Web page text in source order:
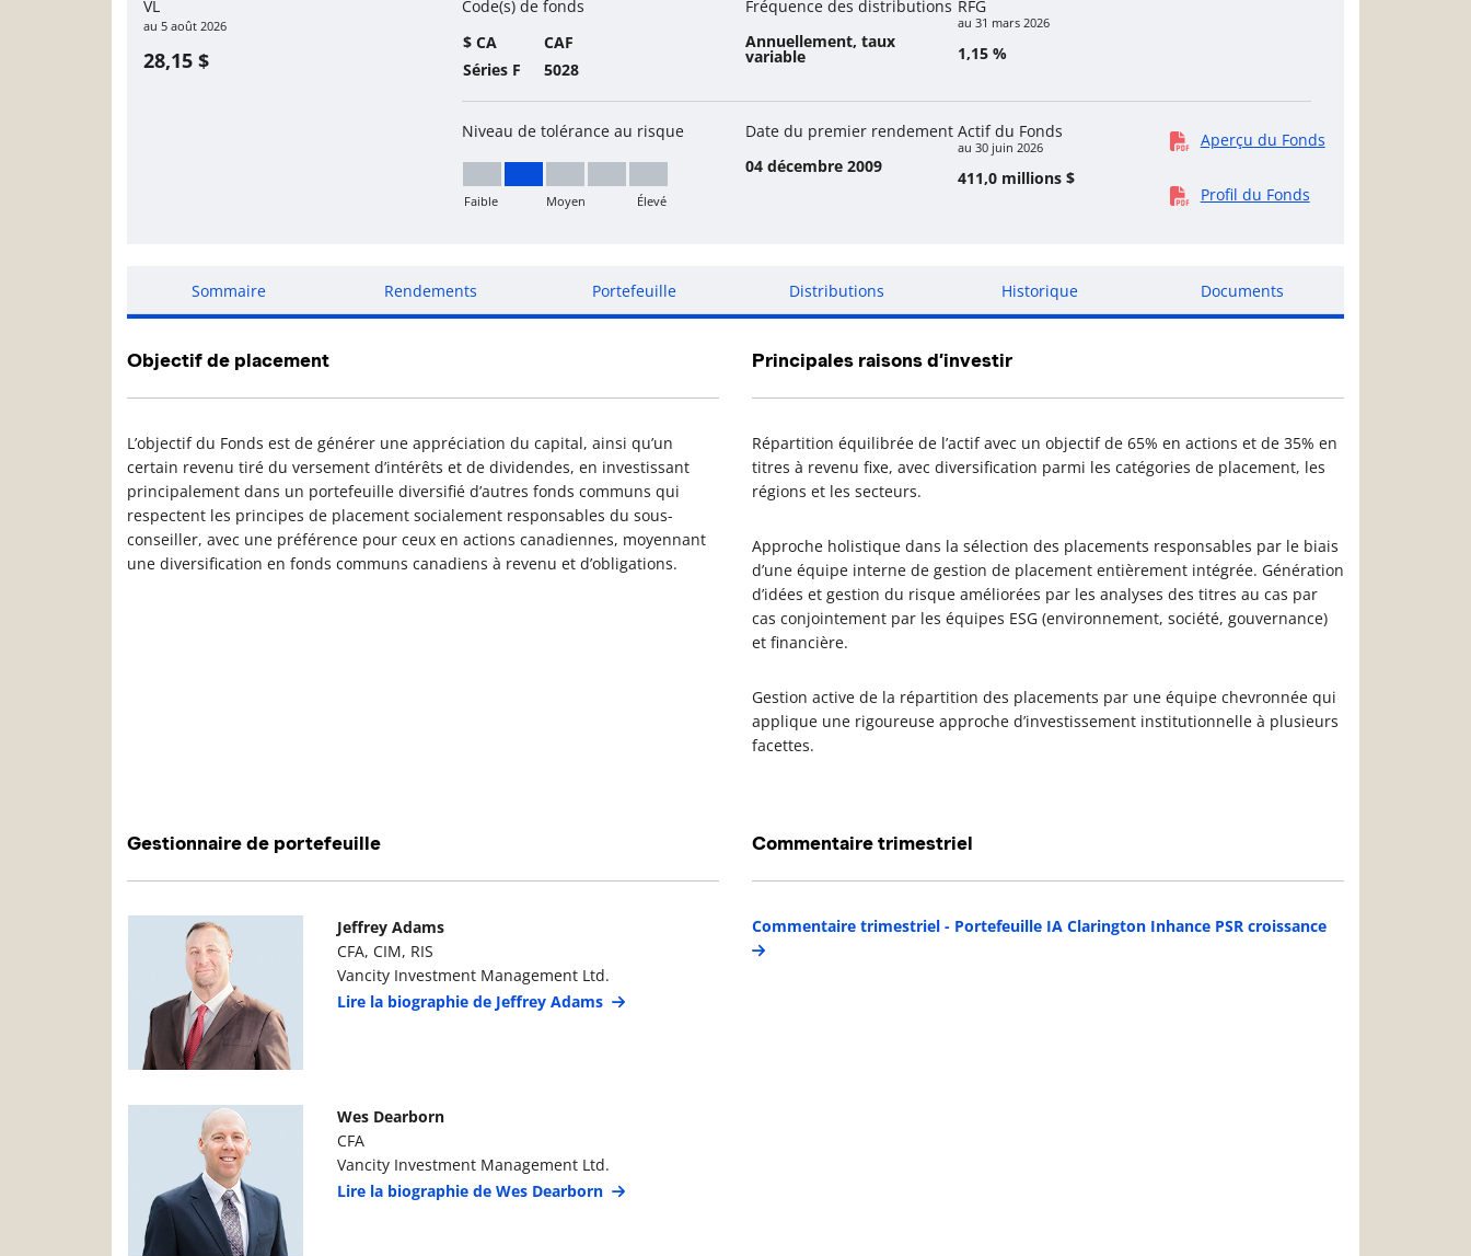
VL
au 5 août 2026
28,15 $
Code(s) de fonds
$ CA
CAF
Séries F
5028
Fréquence des distributions
Annuellement, taux
variable
RFG
au 31 mars 2026
1,15 %
Niveau de tolérance au risque
Faible à moyen
Faible Moyen Élevé
Date du premier rendement
04 décembre 2009
Actif du Fonds
au 30 juin 2026
411,0 millions $
Aperçu du Fonds
Profil du Fonds
Sommaire Rendements Portefeuille Distributions Historique Documents
Objectif de placement
L’objectif du Fonds est de générer une appréciation du capital, ainsi qu’un
certain revenu tiré du versement d’intérêts et de dividendes, en investissant
principalement dans un portefeuille diversifié d’autres fonds communs qui
respectent les principes de placement socialement responsables du sous-
conseiller, avec une préférence pour ceux en actions canadiennes, moyennant
une diversification en fonds communs canadiens à revenu et d’obligations.
Principales raisons d’investir
Répartition équilibrée de l’actif avec un objectif de 65% en actions et de 35% en
titres à revenu fixe, avec diversification parmi les catégories de placement, les
régions et les secteurs.
Approche holistique dans la sélection des placements responsables par le biais
d’une équipe interne de gestion de placement entièrement intégrée. Génération
d’idées et gestion du risque améliorées par les analyses des titres au cas par
cas conjointement par les équipes ESG (environnement, société, gouvernance)
et financière.
Gestion active de la répartition des placements par une équipe chevronnée qui
applique une rigoureuse approche d’investissement institutionnelle à plusieurs
facettes.
Gestionnaire de portefeuille
Photo du gestionnaire de portefeuille Détails du gestionnaire de portefeuille
Jeffrey Adams
CFA, CIM, RIS
Vancity Investment Management Ltd.
Lire la biographie de Jeffrey Adams
Photo du gestionnaire de portefeuille
Wes Dearborn
CFA
Vancity Investment Management Ltd.
Lire la biographie de Wes Dearborn
Commentaire trimestriel
Commentaire trimestriel - Portefeuille IA Clarington Inhance PSR croissance